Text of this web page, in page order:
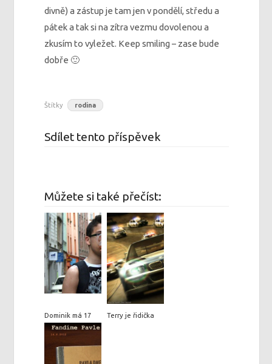
divně) a zástup je tam jen v pondělí, středu a
pátek a tak si na zítra vezmu dovolenou a
zkusím to vyležet. Keep smiling – zase bude
dobře 🙂
Štítky rodina
Sdílet tento příspěvek
Můžete si také přečíst:
Dominik má 17 Terry je řidička